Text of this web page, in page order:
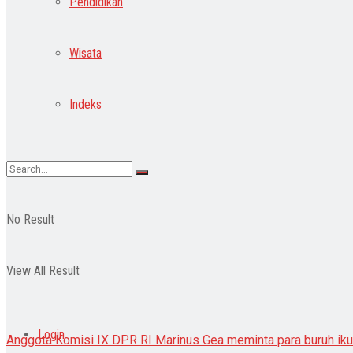
Wisata
Indeks
No Result
View All Result
Login
Anggota Komisi IX DPR RI Marinus Gea meminta para buruh